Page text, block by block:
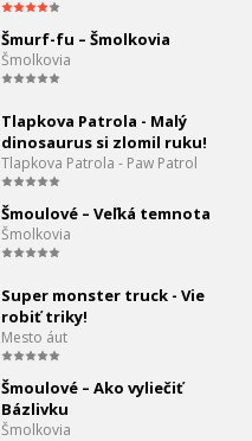
Šmurf-fu – Šmolkovia
Šmolkovia
Tlapkova Patrola - Malý
dinosaurus si zlomil ruku!
Tlapkova Patrola - Paw Patrol
Šmoulové – Veľká temnota
Šmolkovia
Super monster truck - Vie
robiť triky!
Mesto áut
Šmoulové – Ako vyliečiť
Bázlivku
Šmolkovia